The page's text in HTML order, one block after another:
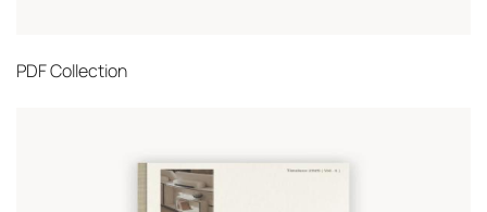
PDFCollection